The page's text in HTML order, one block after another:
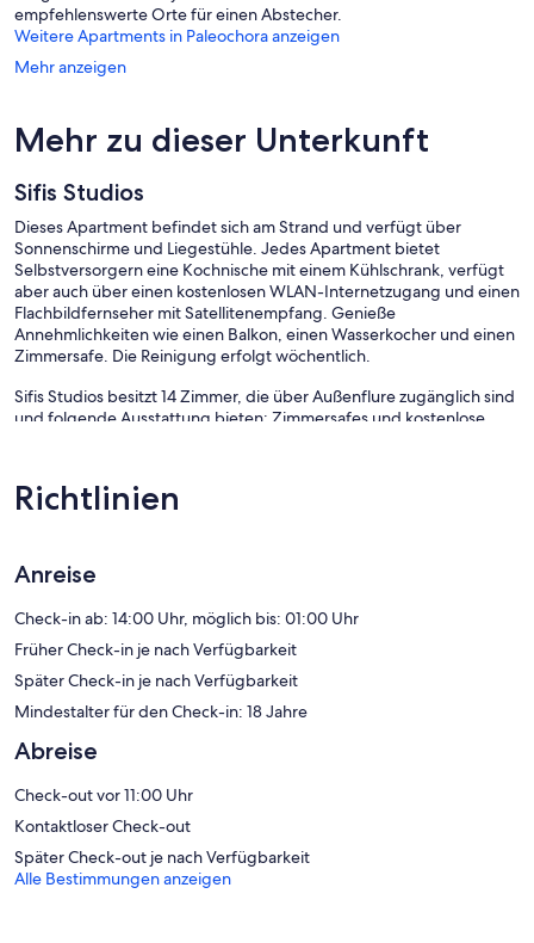
empfehlenswerte Orte für einen Abstecher.
Weitere Apartments in Paleochora anzeigen
Mehr anzeigen
Mehr zu dieser Unterkunft
Sifis Studios
Dieses Apartment befindet sich am Strand und verfügt über
Sonnenschirme und Liegestühle. Jedes Apartment bietet
Selbstversorgern eine Kochnische mit einem Kühlschrank, verfügt
aber auch über einen kostenlosen WLAN-Internetzugang und einen
Flachbildfernseher mit Satellitenempfang. Genieße
Annehmlichkeiten wie einen Balkon, einen Wasserkocher und einen
Zimmersafe. Die Reinigung erfolgt wöchentlich.
Sifis Studios besitzt 14 Zimmer, die über Außenflure zugänglich sind
und folgende Ausstattung bieten: Zimmersafes und kostenlose
Schreibtische. Dieses Apartment mit 3 Sternen bietet
Wohneinheiten mit Kochnischen, zu deren Ausstattung Kühlschrank
Dir steht ein kostenloser Internetzugang (WLAN) zur Verfügung. In
Satellitenempfang zur Verfügung. Auf Anfrage sind
Bügeleisen/Bügelbretter und Haartrockner erhältlich. Der
Reinigungsservice wird wöchentlich angeboten.
Richtlinien
Anreise
Check-in ab: 14:00 Uhr, möglich bis: 01:00 Uhr
Früher Check-in je nach Verfügbarkeit
Später Check-in je nach Verfügbarkeit
Mindestalter für den Check-in: 18 Jahre
Abreise
Check-out vor 11:00 Uhr
Kontaktloser Check-out
Später Check-out je nach Verfügbarkeit
Alle Bestimmungen anzeigen